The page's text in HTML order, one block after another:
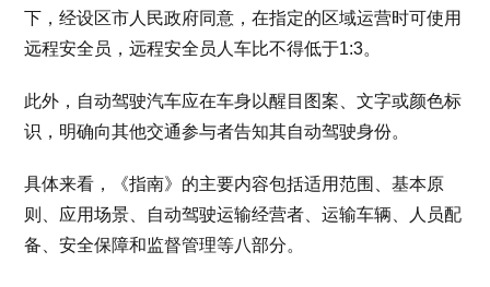
下，经设区市人民政府同意，在指定的区域运营时可使用
远程安全员，远程安全员人车比不得低于1:3。
此外，自动驾驶汽车应在车身以醒目图案、文字或颜色标
识，明确向其他交通参与者告知其自动驾驶身份。
具体来看，《指南》的主要内容包括适用范围、基本原
则、应用场景、自动驾驶运输经营者、运输车辆、人员配
备、安全保障和监督管理等八部分。